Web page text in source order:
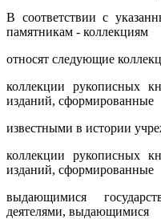
В соответствии с
памятникам - коллекциям
относят следующие
коллекции рукописных
изданий, сформированные
известными в истории
коллекции рукописных
изданий, сформированные
выдающимися
деятелями, выдающимися